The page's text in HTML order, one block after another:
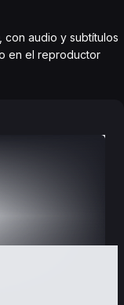
con audio y subtítulos
en el reproductor